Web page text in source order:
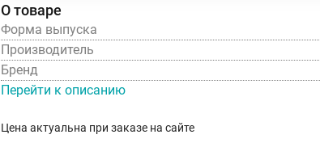
О товаре
Форма выпуска
Производитель
Бренд
Перейти к описанию
Цена актуальна при заказе на сайте